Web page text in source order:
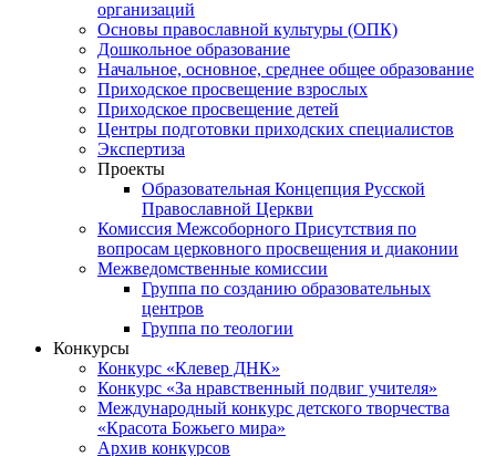
организаций
Основы православной культуры (ОПК)
Дошкольное образование
Начальное, основное, среднее общее образование
Приходское просвещение взрослых
Приходское просвещение детей
Центры подготовки приходских специалистов
Экспертиза
Проекты
Образовательная Концепция Русской
Православной Церкви
Комиссия Межсоборного Присутствия по
вопросам церковного просвещения и диаконии
Межведомственные комиссии
Группа по созданию образовательных
центров
Группа по теологии
Конкурсы
Конкурс «Клевер ДНК»
Конкурс «За нравственный подвиг учителя»
Международный конкурс детского творчества
«Красота Божьего мира»
Архив конкурсов